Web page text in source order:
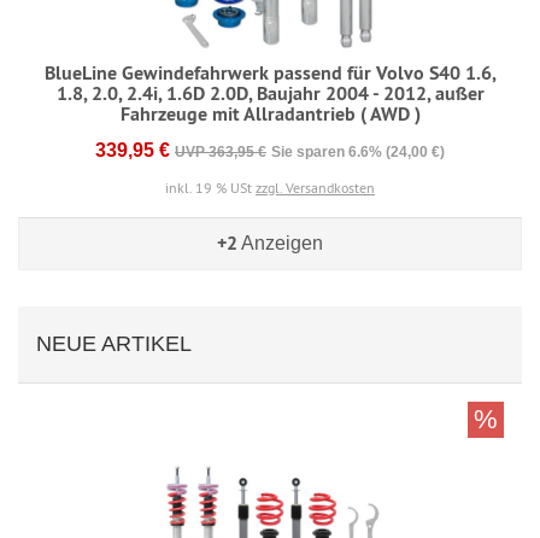
BlueLine Gewindefahrwerk passend für Volvo S40 1.6,
1.8, 2.0, 2.4i, 1.6D 2.0D, Baujahr 2004 - 2012, außer
Fahrzeuge mit Allradantrieb ( AWD )
339,95 € UVP 363,95 € Sie sparen 6.6% (24,00 €)
inkl. 19 % USt zzgl. Versandkosten
+2 Anzeigen
NEUE ARTIKEL
%